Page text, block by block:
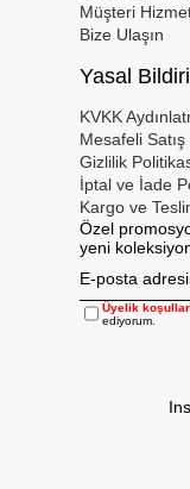
Müşteri
Bize Ulaşın
Yasal
KVKK
Mesafeli
Gizlilik
İptal ve İade
Kargo ve
Özel
yeni
Üyelik
ediyorum.